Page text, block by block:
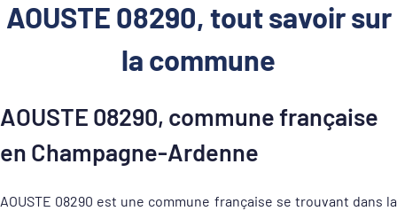
AOUSTE 08290, tout savoir sur
la commune
AOUSTE 08290, commune française
en Champagne-Ardenne
AOUSTE 08290 est une commune française se trouvant dans la